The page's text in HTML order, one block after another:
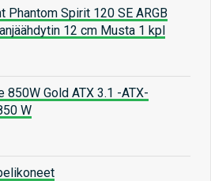
Phantom Spirit 120 SE ARGB
12 cm Musta 1 kpl
850W Gold ATX 3.1 -ATX-
W